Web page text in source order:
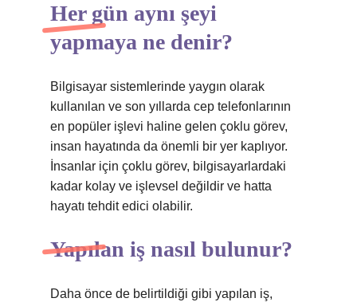
Her gün aynı şeyi
yapmaya ne denir?
Bilgisayar sistemlerinde yaygın olarak
kullanılan ve son yıllarda cep telefonlarının
en popüler işlevi haline gelen çoklu görev,
insan hayatında da önemli bir yer kaplıyor.
İnsanlar için çoklu görev, bilgisayarlardaki
kadar kolay ve işlevsel değildir ve hatta
hayatı tehdit edici olabilir.
Yapılan iş nasıl bulunur?
Daha önce de belirtildiği gibi yapılan iş,